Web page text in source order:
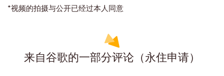
*视频的拍摄与公开已经过本人同意
来自谷歌的一部分评论（永住申请）